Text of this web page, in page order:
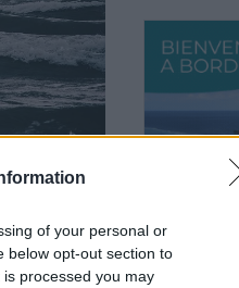
of your personal or
below opt-out section to
processed you may
de crear